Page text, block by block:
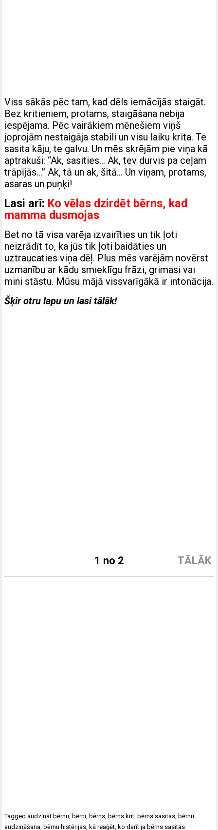
Viss sākās pēc tam, kad dēls iemācījās staigāt.
Bez kritieniem, protams, staigāšana nebija
iespējama. Pēc vairākiem mēnešiem viņš
joprojām nestaigāja stabili un visu laiku krita. Te
sasita kāju, te galvu. Un mēs skrējām pie viņa kā
aptrakuši: “Ak, sasities… Ak, tev durvis pa ceļam
trāpījās…” Ak, tā un ak, šitā… Un viņam, protams,
asaras un puņķi!
Lasi arī: Ko vēlas dzirdēt bērns, kad
mamma dusmojas
Bet no tā visa varēja izvairīties un tik ļoti
neizrādīt to, ka jūs tik ļoti baidāties un
uztraucaties viņa dēļ. Plus mēs varējām novērst
uzmanību ar kādu smieklīgu frāzi, grimasi vai
mini stāstu. Mūsu mājā vissvarīgākā ir intonācija.
Šķir otru lapu un lasi tālāk!
TĀLĀK
1 no 2
Taggedaudzināt bērnu, bērni, bērns, bērns krīt, bērns sasitas, bērnu
audzināšana, bērnu histērijas, kā reaģēt, ko darīt ja bērns sasitas